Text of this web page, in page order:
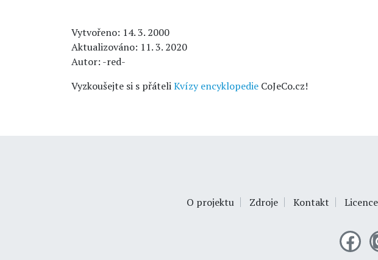
Vytvořeno: 14. 3. 2000
Aktualizováno: 11. 3. 2020
Autor: -red-
Vyzkoušejte si s přáteliKvízy encyklopedie CoJeCo.cz!
O projektu Zdroje Kontakt